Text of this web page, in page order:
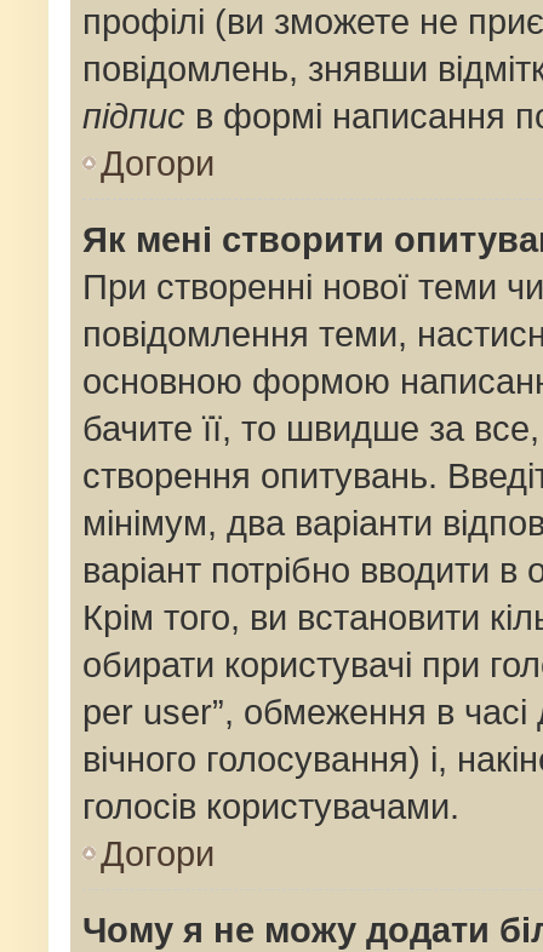
профілі (ви зможете не
повідомлень, знявши
підпис в формі написання
Догори
Як мені створити
При створенні нової теми
повідомлення теми,
основною формою
бачите її, то швидше за
створення опитувань.
мінімум, два варіанти
варіант потрібно вводити в
Крім того, ви встановити
обирати користувачі при
per user”, обмеження в
вічного голосування) і,
голосів користувачами.
Догори
Чому я не можу додати